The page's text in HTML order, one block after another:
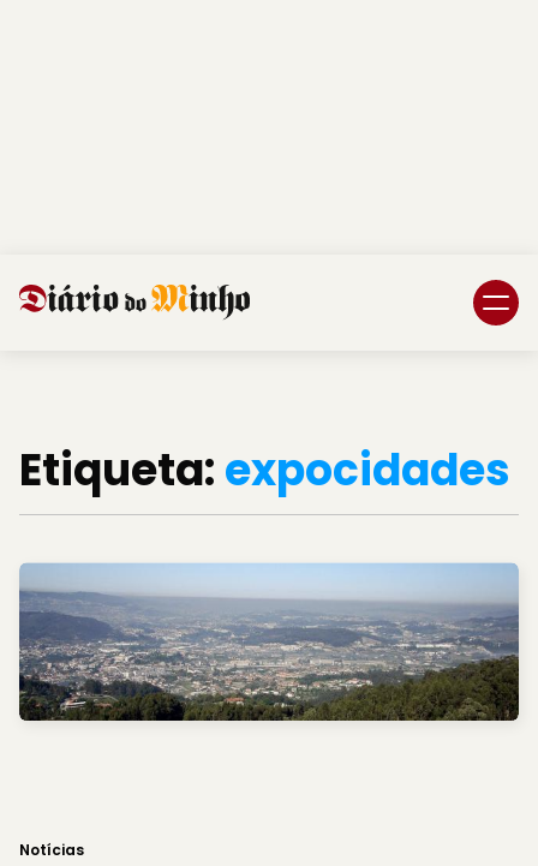
Etiqueta:expocidades
Notícias